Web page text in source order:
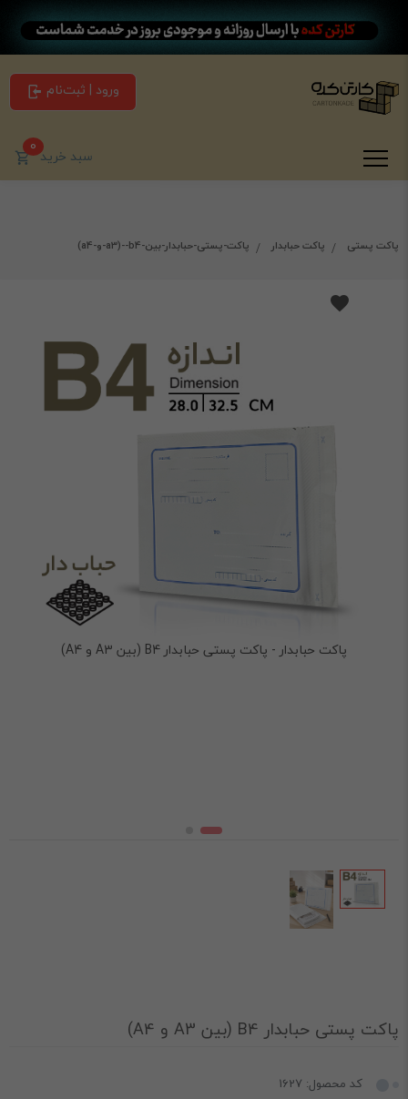
ورود | ثبت‌نام
سبد خرید0
پاکت پستی پاکت حبابدار پاکت-پستی-حبابدار-بین-b4--(a3-و-a4)
پاکت حبابدار - پاکت پستی حبابدار B4 (بین A3 و A4)
پاکت پستی حبابدار B4 (بین A3 و A4)
کد محصول: 1627